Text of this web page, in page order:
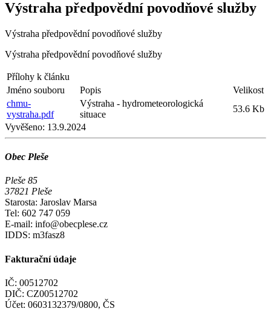
Výstraha předpovědní povodňové služby
Výstraha předpovědní povodňové služby
Výstraha předpovědní povodňové služby
Přílohy k článku
Jméno souboru
Popis
Velikost
chmu-
vystraha.pdf
Výstraha - hydrometeorologická
situace
53.6 Kb
Vyvěšeno: 13.9.2024
Obec Pleše
Pleše 85
37821 Pleše
Starosta: Jaroslav Marsa
Tel: 602 747 059
E-mail: info@obecplese.cz
IDDS: m3fasz8
Fakturační údaje
IČ: 00512702
DIČ: CZ00512702
Účet: 0603132379/0800, ČS